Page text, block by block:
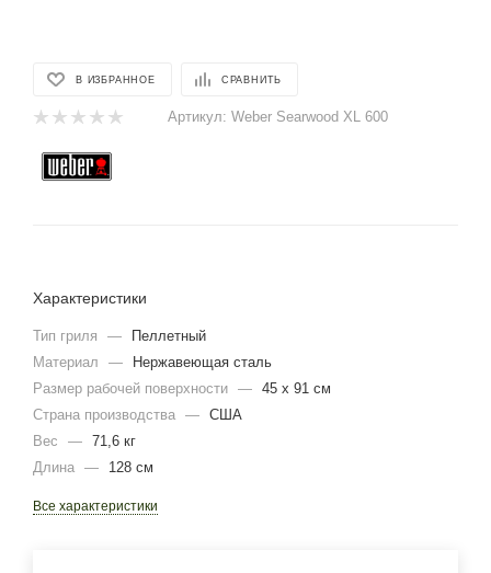
В ИЗБРАННОЕ СРАВНИТЬ
Артикул: Weber Searwood XL 600
Характеристики
Тип гриля —
Пеллетный
Материал
—
Нержавеющая сталь
Размер рабочей поверхности — 45 х 91 см
Страна производства — США
Вес
— 71,6 кг
Длина — 128 см
Все характеристики